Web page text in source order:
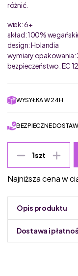
różnić.
wiek: 6+
skład: 100%
design: Holandia
wymiary opakowania:
bezpieczeństwo: EC
WYSYŁKA W 24H
BEZPIECZNE
1szt
Najniższa cena w
Opis produktu
Dostawa i